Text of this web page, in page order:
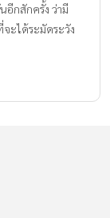
อีกสักครั้ง ว่ามี
ะได้ระมัดระวัง